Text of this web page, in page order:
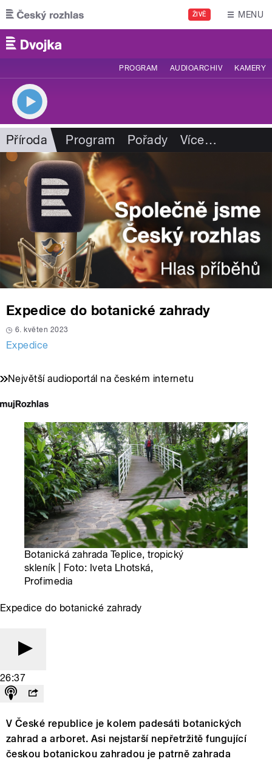
Přejít k hlavnímu obsahu
ŽIVĚ MENU
PROGRAM AUDIOARCHIV KAMERY
Příroda Program Pořady Více…
Expedice do botanické zahrady
6. květen 2023
Expedice
Největší audioportál na českém internetu
Botanická zahrada Teplice, tropický
skleník | Foto: Iveta Lhotská,
Profimedia
Expedice do botanické zahrady
26:37
V České republice je kolem padesáti botanických
zahrad a arboret. Asi nejstarší nepřetržitě fungující
českou botanickou zahradou je patrně zahrada